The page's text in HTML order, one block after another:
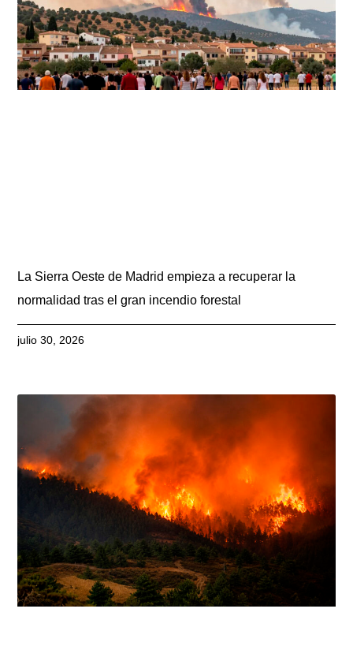
La Sierra Oeste de Madrid empieza a recuperar la
normalidad tras el gran incendio forestal
julio 30, 2026